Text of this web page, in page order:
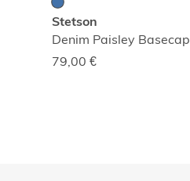
Stetson
Denim Paisley Basecap
79,00 €